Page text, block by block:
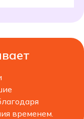
временем.